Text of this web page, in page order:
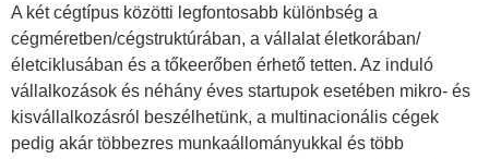
A két cégtípus közötti legfontosabb különbség a
cégméretben/cégstruktúrában, a vállalat életkorában/
életciklusában és a tőkeerőben érhető tetten. Az induló
vállalkozások és néhány éves startupok esetében mikro- és
kisvállalkozásról beszélhetünk, a multinacionális cégek
pedig akár többezres munkaállományukkal és több